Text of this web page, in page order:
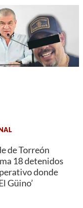
de Torreón
18 detenidos
donde
Güino’